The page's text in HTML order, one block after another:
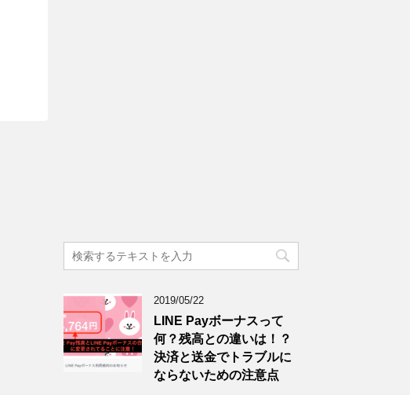
2019/05/22
LINE Payボーナスって
何？残高との違いは！？
決済と送金でトラブルに
ならないための注意点